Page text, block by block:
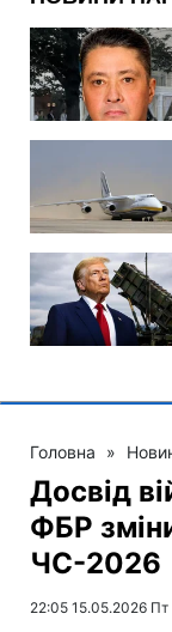
Головна »
Досвід
ФБР
ЧС-2026
22:05 15.05.2026 Пт